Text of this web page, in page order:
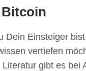
Dein Einsteiger
vertiefen
gibt es bei